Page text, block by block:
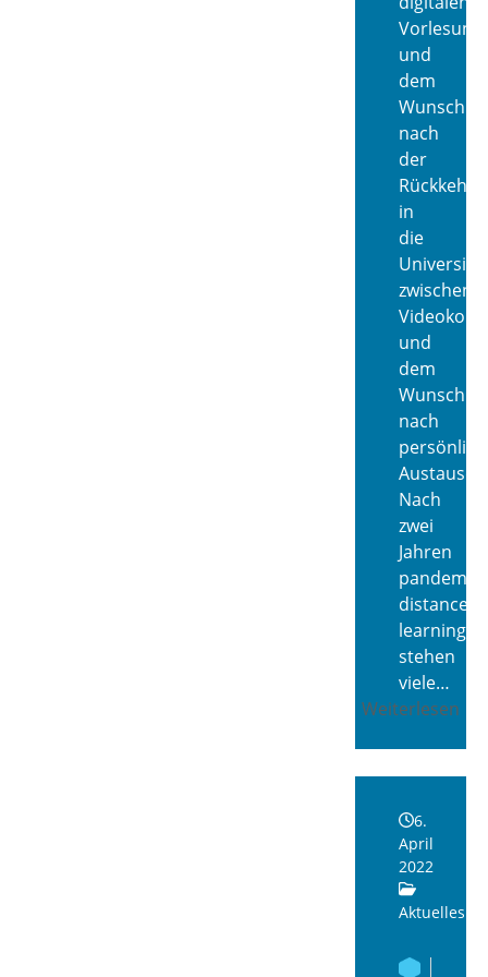
und
dem
Wunsch
nach
der
Rückkehr
in
die
zwischen
und
dem
Wunsch
nach
Austausch:
Nach
zwei
Jahren
distance
learnings
stehen
viele…
Weiterlesen
6.
April
2022
Aktuelles